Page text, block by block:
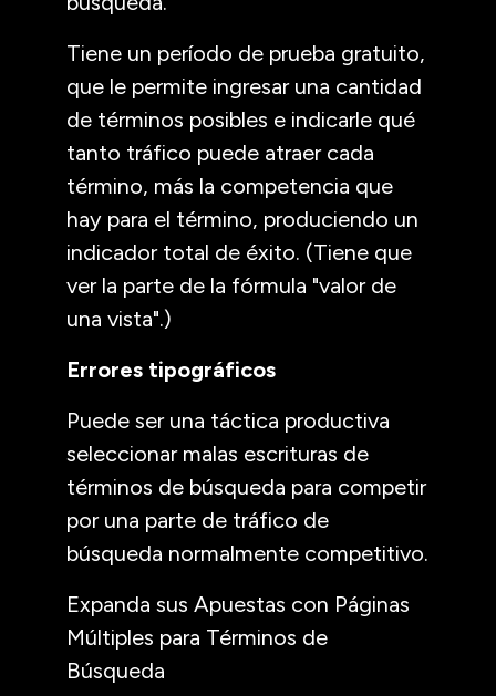
Tiene un período de prueba gratuito,
que le permite ingresar una cantidad
de términos posibles e indicarle qué
tanto tráfico puede atraer cada
término, más la competencia que
hay para el término, produciendo un
indicador total de éxito. (Tiene que
ver la parte de la fórmula "valor de
una vista".)
Errores tipográficos
Puede ser una táctica productiva
seleccionar malas escrituras de
términos de búsqueda para competir
por una parte de tráfico de
búsqueda normalmente competitivo.
Expanda sus Apuestas con Páginas
Múltiples para Términos de
Búsqueda